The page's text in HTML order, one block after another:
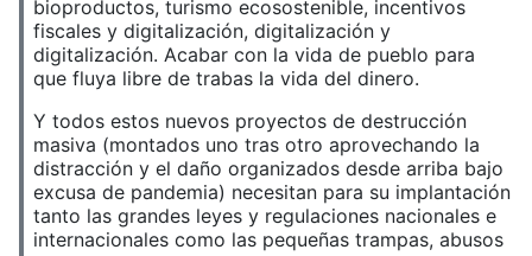
bioproductos, turismo ecosostenible, incentivos
fiscales y digitalización, digitalización y
digitalización. Acabar con la vida de pueblo para
que fluya libre de trabas la vida del dinero.
Y todos estos nuevos proyectos de destrucción
masiva (montados uno tras otro aprovechando la
distracción y el daño organizados desde arriba bajo
excusa de pandemia) necesitan para su implantación
tanto las grandes leyes y regulaciones nacionales e
internacionales como las pequeñas trampas, abusos